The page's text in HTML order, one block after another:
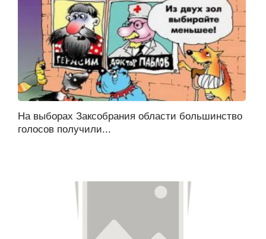
На выборах Заксобрания области большинство
голосов получили...